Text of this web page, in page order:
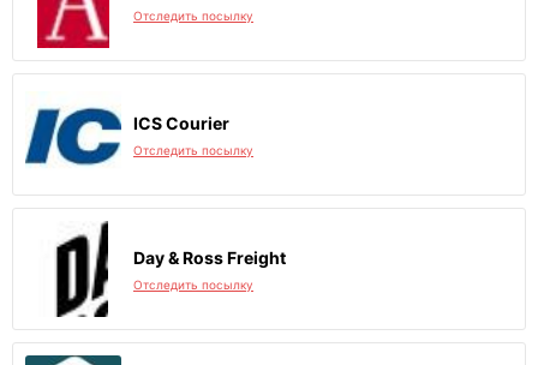
Отследить посылку
ICS Courier
Отследить посылку
Day & Ross Freight
Отследить посылку